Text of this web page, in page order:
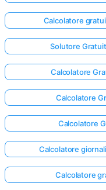
Calcolatore
Solutore
Calcolatore
Calcolatore
Calcolatore
Calcolatore
Calcolatore